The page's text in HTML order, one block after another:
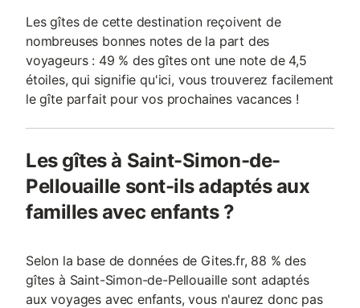
Les gîtes de cette destination reçoivent de
nombreuses bonnes notes de la part des
voyageurs : 49 % des gîtes ont une note de 4,5
étoiles, qui signifie qu'ici, vous trouverez facilement
le gîte parfait pour vos prochaines vacances !
Les gîtes à Saint-Simon-de-
Pellouaille sont-ils adaptés aux
familles avec enfants ?
Selon la base de données de Gites.fr, 88 % des
gîtes à Saint-Simon-de-Pellouaille sont adaptés
aux voyages avec enfants, vous n'aurez donc pas